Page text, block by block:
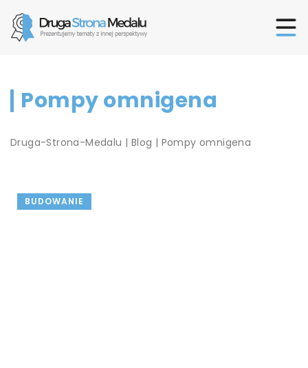
Pompy omnigena
Druga-Strona-Medalu | Blog | Pompy omnigena
BUDOWANIE